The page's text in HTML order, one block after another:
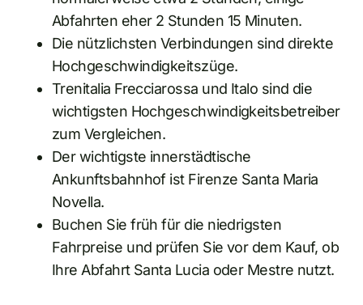
Abfahrten eher 2 Stunden 15 Minuten.
Die nützlichsten Verbindungen sind direkte
Hochgeschwindigkeitszüge.
Trenitalia Frecciarossa und Italo sind die
wichtigsten Hochgeschwindigkeitsbetreiber
zum Vergleichen.
Der wichtigste innerstädtische
Ankunftsbahnhof ist Firenze Santa Maria
Novella.
Buchen Sie früh für die niedrigsten
Fahrpreise und prüfen Sie vor dem Kauf, ob
Ihre Abfahrt Santa Lucia oder Mestre nutzt.